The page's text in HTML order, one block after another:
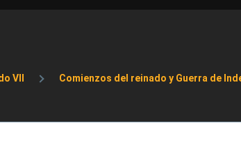
a la navegación
VII Comienzos del reinado y Guerra de